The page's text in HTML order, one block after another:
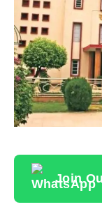
Join